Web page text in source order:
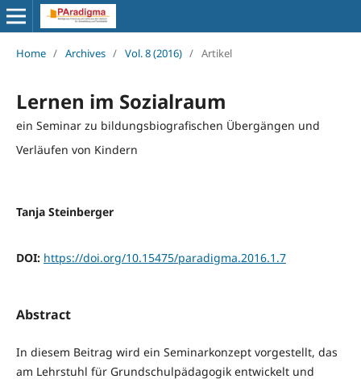
Home / Archives / Vol. 8 (2016) / Artikel
Lernen im Sozialraum
ein Seminar zu bildungsbiografischen Übergängen und
Verläufen von Kindern
Tanja Steinberger
DOI: https://doi.org/10.15475/paradigma.2016.1.7
Abstract
In diesem Beitrag wird ein Seminarkonzept vorgestellt, das
am Lehrstuhl für Grundschulpädagogik entwickelt und